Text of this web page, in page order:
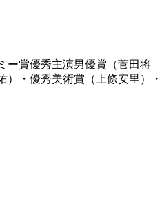
ー賞優秀主演男優賞（菅田将
）・優秀美術賞（上條安里）・